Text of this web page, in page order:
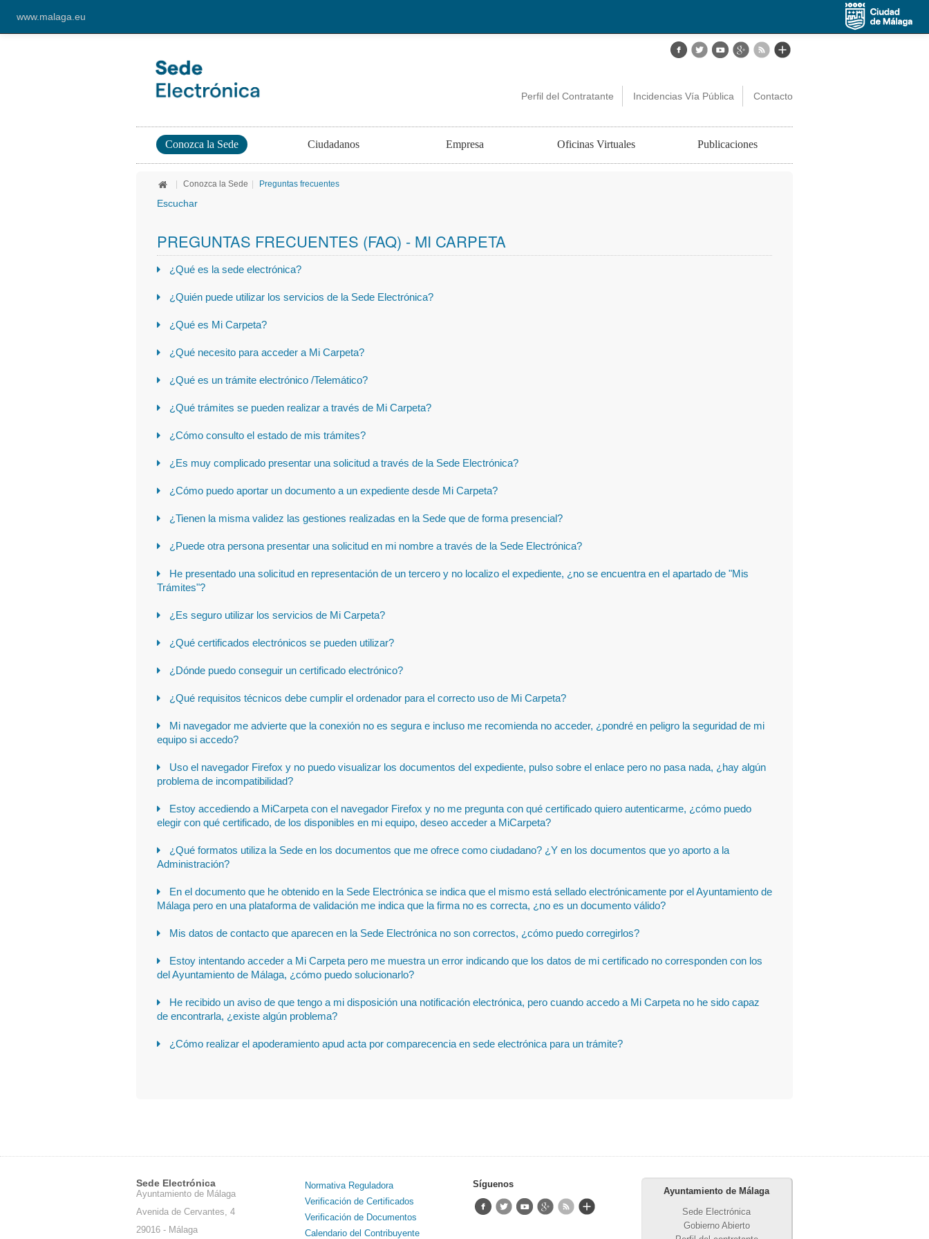
www.malaga.eu
Perfil del Contratante Incidencias Vía Pública Contacto
Conozca la Sede Ciudadanos Empresa Oficinas Virtuales Publicaciones
| Conozca la Sede | Preguntas frecuentes
Escuchar
PREGUNTAS FRECUENTES (FAQ) - MI CARPETA
¿Qué es la sede electrónica?
¿Quién puede utilizar los servicios de la Sede Electrónica?
¿Qué es Mi Carpeta?
¿Qué necesito para acceder a Mi Carpeta?
¿Qué es un trámite electrónico /Telemático?
¿Qué trámites se pueden realizar a través de Mi Carpeta?
¿Cómo consulto el estado de mis trámites?
¿Es muy complicado presentar una solicitud a través de la Sede Electrónica?
¿Cómo puedo aportar un documento a un expediente desde Mi Carpeta?
¿Tienen la misma validez las gestiones realizadas en la Sede que de forma presencial?
¿Puede otra persona presentar una solicitud en mi nombre a través de la Sede Electrónica?
He presentado una solicitud en representación de un tercero y no localizo el expediente, ¿no se encuentra en el apartado de "Mis
Trámites"?
¿Es seguro utilizar los servicios de Mi Carpeta?
¿Qué certificados electrónicos se pueden utilizar?
¿Dónde puedo conseguir un certificado electrónico?
¿Qué requisitos técnicos debe cumplir el ordenador para el correcto uso de Mi Carpeta?
Mi navegador me advierte que la conexión no es segura e incluso me recomienda no acceder, ¿pondré en peligro la seguridad de mi
equipo si accedo?
Uso el navegador Firefox y no puedo visualizar los documentos del expediente, pulso sobre el enlace pero no pasa nada, ¿hay algún
problema de incompatibilidad?
Estoy accediendo a MiCarpeta con el navegador Firefox y no me pregunta con qué certificado quiero autenticarme, ¿cómo puedo
elegir con qué certificado, de los disponibles en mi equipo, deseo acceder a MiCarpeta?
¿Qué formatos utiliza la Sede en los documentos que me ofrece como ciudadano? ¿Y en los documentos que yo aporto a la
Administración?
En el documento que he obtenido en la Sede Electrónica se indica que el mismo está sellado electrónicamente por el Ayuntamiento de
Málaga pero en una plataforma de validación me indica que la firma no es correcta, ¿no es un documento válido?
Mis datos de contacto que aparecen en la Sede Electrónica no son correctos, ¿cómo puedo corregirlos?
Estoy intentando acceder a Mi Carpeta pero me muestra un error indicando que los datos de mi certificado no corresponden con los
del Ayuntamiento de Málaga, ¿cómo puedo solucionarlo?
He recibido un aviso de que tengo a mi disposición una notificación electrónica, pero cuando accedo a Mi Carpeta no he sido capaz
de encontrarla, ¿existe algún problema?
¿Cómo realizar el apoderamiento apud acta por comparecencia en sede electrónica para un trámite?
Sede Electrónica
Ayuntamiento de Málaga
Avenida de Cervantes, 4
29016 - Málaga
Normativa Reguladora
Verificación de Certificados
Verificación de Documentos
Calendario del Contribuyente
Síguenos
Ayuntamiento de Málaga
Sede Electrónica
Gobierno Abierto